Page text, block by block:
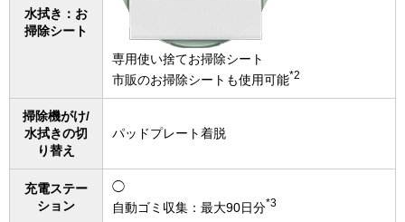
水拭き：お
掃除シート
専用使い捨てお掃除シート
市販のお掃除シートも使用可能*2
掃除機がけ/
水拭きの切
り替え
パッドプレート着脱
充電ステー
ション
◯
自動ゴミ収集：最大90日分*3